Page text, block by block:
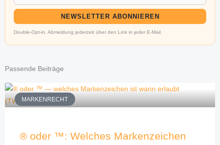
NEWSLETTER ABONNIEREN
Double-Opt-in. Abmeldung jederzeit über den Link in jeder E-Mail.
Passende Beiträge
MARKENRECHT
® oder ™: Welches Markenzeichen